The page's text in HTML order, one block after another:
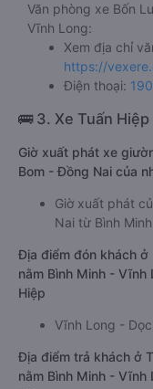
Văn phòng xe Bốn
Vĩnh Long:
Xem địa chỉ
https://
Điện thoại:
🚌 3. Xe Tuấn Hiệp
Giờ xuất phát xe
Bom - Đồng Nai của
Giờ xuất phát
Nai từ Bình
Địa điểm đón khách
nằm Bình Minh - Vĩnh
Hiệp
Vĩnh Long -
Địa điểm trả khách ở
nằm Bình Minh - Vĩnh